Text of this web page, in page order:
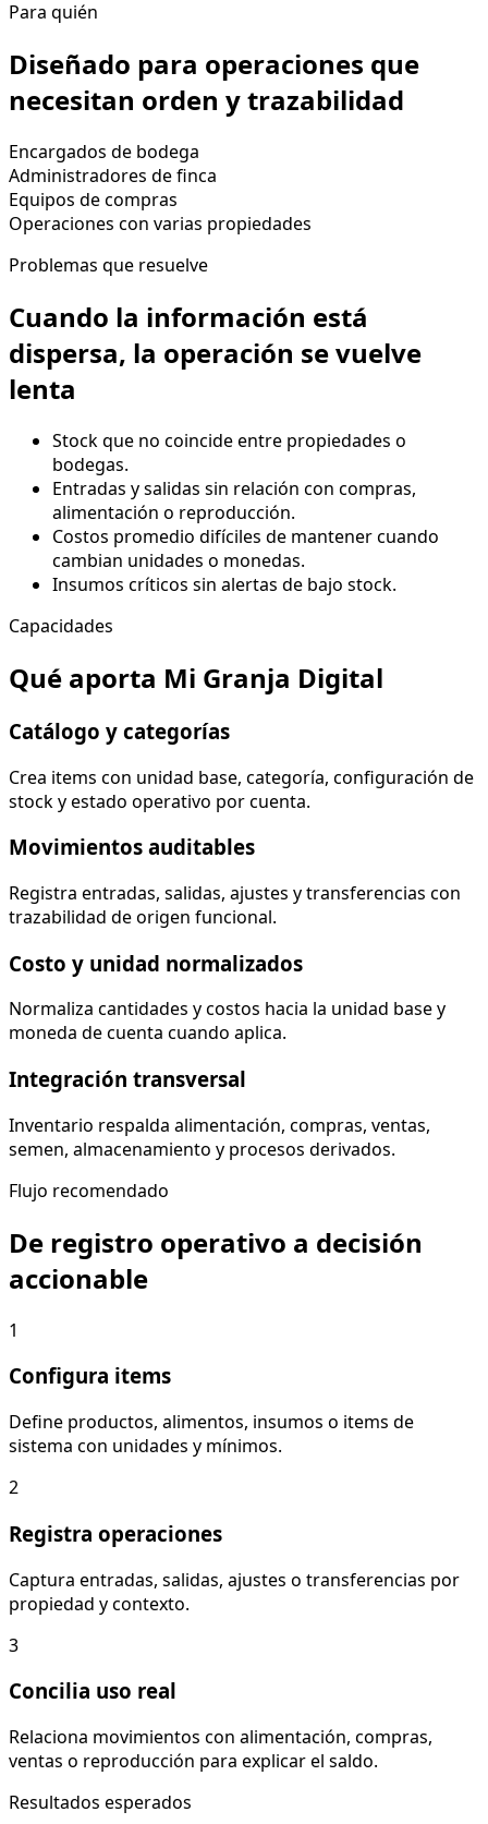
Para quién
Diseñado para operaciones que
necesitan orden y trazabilidad
Encargados de bodega
Administradores de finca
Equipos de compras
Operaciones con varias propiedades
Problemas que resuelve
Cuando la información está
dispersa, la operación se vuelve
lenta
Stock que no coincide entre propiedades o
bodegas.
Entradas y salidas sin relación con compras,
alimentación o reproducción.
Costos promedio difíciles de mantener cuando
cambian unidades o monedas.
Insumos críticos sin alertas de bajo stock.
Capacidades
Qué aporta Mi Granja Digital
Catálogo y categorías
Crea items con unidad base, categoría, configuración de
stock y estado operativo por cuenta.
Movimientos auditables
Registra entradas, salidas, ajustes y transferencias con
trazabilidad de origen funcional.
Costo y unidad normalizados
Normaliza cantidades y costos hacia la unidad base y
moneda de cuenta cuando aplica.
Integración transversal
Inventario respalda alimentación, compras, ventas,
semen, almacenamiento y procesos derivados.
Flujo recomendado
De registro operativo a decisión
accionable
1
Configura items
Define productos, alimentos, insumos o items de
sistema con unidades y mínimos.
2
Registra operaciones
Captura entradas, salidas, ajustes o transferencias por
propiedad y contexto.
3
Concilia uso real
Relaciona movimientos con alimentación, compras,
ventas o reproducción para explicar el saldo.
Resultados esperados